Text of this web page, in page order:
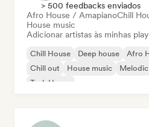
> 500 feedbacks enviados
Afro House / AmapianoChill
House music
Adicionar artistas às minhas
Chill House Deep house
Afro
Chill out
House music
Tech House